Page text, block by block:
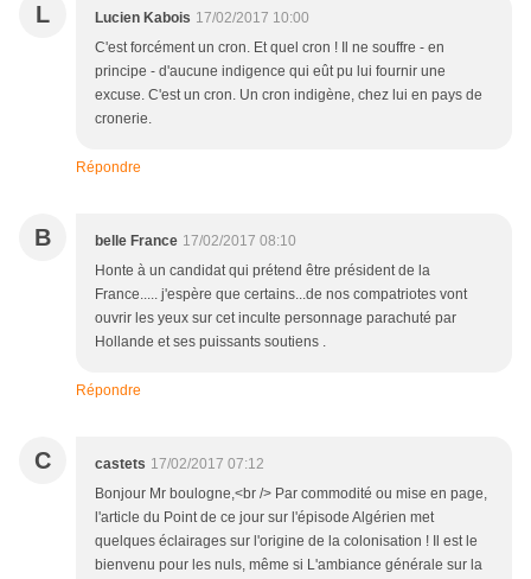
L Lucien Kabois 17/02/2017 10:00
C'est forcément un cron. Et quel cron ! Il ne souffre - en
principe - d'aucune indigence qui eût pu lui fournir une
excuse. C'est un cron. Un cron indigène, chez lui en pays de
cronerie.
Répondre
B belle France 17/02/2017 08:10
Honte à un candidat qui prétend être président de la
France..... j'espère que certains...de nos compatriotes vont
ouvrir les yeux sur cet inculte personnage parachuté par
Hollande et ses puissants soutiens .
Répondre
C castets 17/02/2017 07:12
Bonjour Mr boulogne,<br /> Par commodité ou mise en page,
l'article du Point de ce jour sur l'épisode Algérien met
quelques éclairages sur l'origine de la colonisation ! Il est le
bienvenu pour les nuls, même si L'ambiance générale sur la